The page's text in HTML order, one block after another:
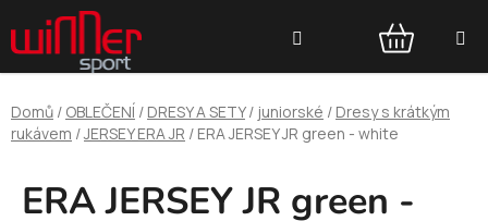
na
obsah
NÁKUPNÍ
KOŠÍK
Domů / OBLEČENÍ / DRESY A SETY / juniorské / Dresy s krátkým
rukávem /JERSEY ERA JR / ERA JERSEY JR green - white
ERA JERSEY JR green -